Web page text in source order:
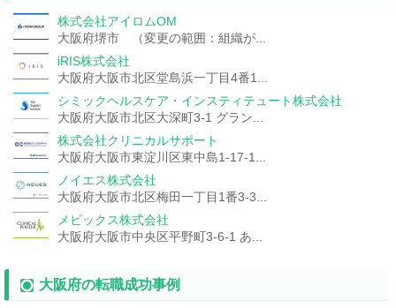
株式会社アイロムOM
大阪府堺市 （変更の範囲：組織が...
iRIS株式会社
大阪府大阪市北区堂島浜一丁目4番1...
シミックヘルスケア・インスティテュート株式会社
大阪府大阪市北区大深町3-1 グラン...
株式会社クリニカルサポート
大阪府大阪市東淀川区東中島1-17-1...
ノイエス株式会社
大阪府大阪市北区梅田一丁目1番3-3...
メビックス株式会社
大阪府大阪市中央区平野町3-6-1 あ...
大阪府の転職成功事例